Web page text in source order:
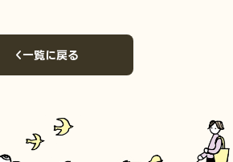
一覧に戻る